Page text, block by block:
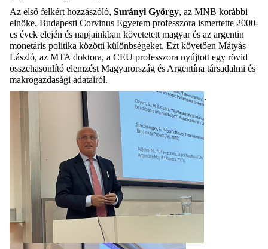
Az első felkért hozzászóló, Surányi György, az MNB korábbi
elnöke, Budapesti Corvinus Egyetem professzora ismertette 2000-
es évek elején és napjainkban követetett magyar és az argentin
monetáris politika közötti különbségeket. Ezt követően Mátyás
László, az MTA doktora, a CEU professzora nyújtott egy rövid
összehasonlító elemzést Magyarország és Argentína társadalmi és
makrogazdasági adatairól.
.